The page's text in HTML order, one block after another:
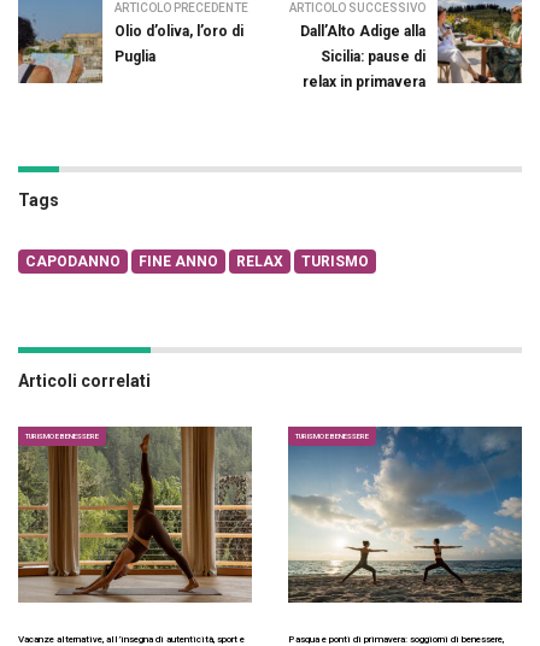
ARTICOLO PRECEDENTE
Olio d’oliva, l’oro di
Puglia
ARTICOLO SUCCESSIVO
Dall’Alto Adige alla
Sicilia: pause di
relax in primavera
Tags
CAPODANNO FINE ANNO RELAX TURISMO
Articoli correlati
TURISMO E BENESSERE
Vacanze alternative, all’insegna di autenticità, sport e
TURISMO E BENESSERE
Pasqua e ponti di primavera: soggiorni di benessere,